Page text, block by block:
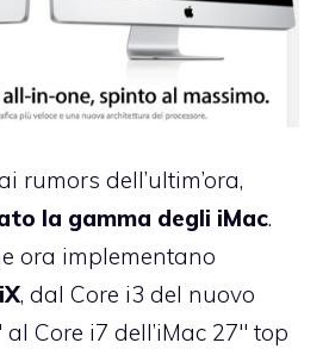
rumors dell’ultim’ora,
la gamma degli iMac.
ora implementano
, dal Core i3 del nuovo
Core i7 dell’iMac 27″ top